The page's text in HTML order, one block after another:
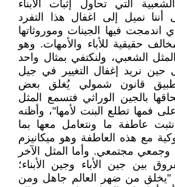
التي تحاول إثبات الأبناء
أننا نميل إلى اغفال هذا التفرد
اندمجت فيها الجينات وموروثاتها
حقيقية للأباء والأمهات. وهو
الشعبي، ولنكتفي بمثال واحد
حين نريد إغفال التغيير في جيل
تطبيق قانون شمولي يُغلق بعض
بالجين الوراثي فتسمع المثل
فمها تطلع البنت لأمها"، وأظنه
عاطفة ما ونتعامل معها بما
مع هذه العاطفة وهو ميكانيزم
وجمعي مجتمعي. وأما المثل الآخر
بين جين الأباء وجين الأبناء؛
"يخلق من ضهر العالم جاهل ومن